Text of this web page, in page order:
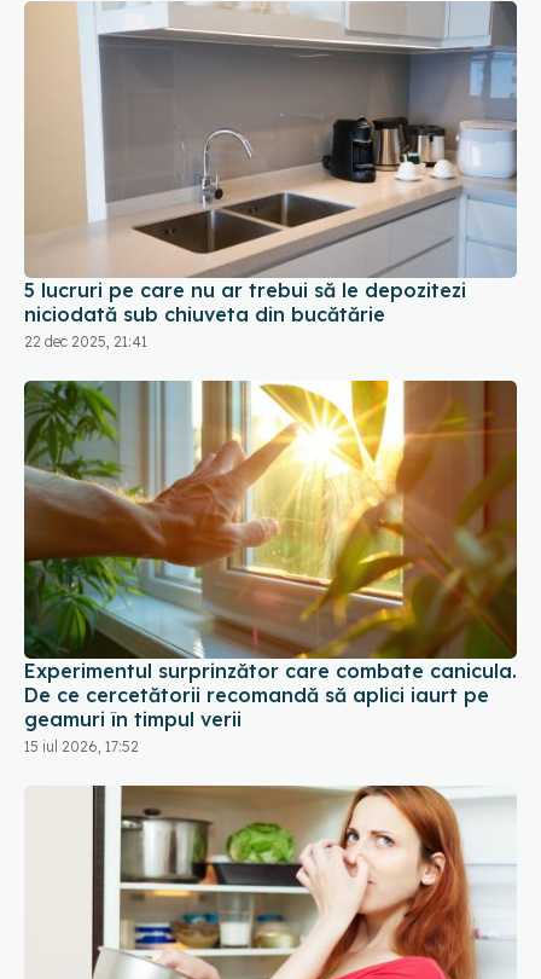
5 lucruri pe care nu ar trebui să le depozitezi
niciodată sub chiuveta din bucătărie
22 dec 2025, 21:41
Experimentul surprinzător care combate canicula.
De ce cercetătorii recomandă să aplici iaurt pe
geamuri în timpul verii
15 iul 2026, 17:52